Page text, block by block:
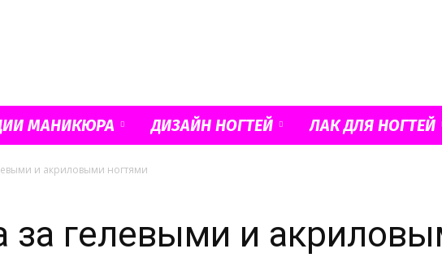
Французский
МАНИКЮРА ДИЗАЙН НОГТЕЙ ЛАК ДЛЯ НОГТЕЙ
и акриловыми ногтями
за гелевыми и